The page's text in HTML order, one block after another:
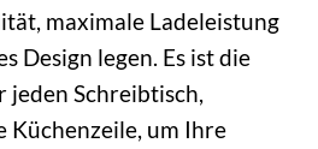
maximale Ladeleistung
Design legen. Es ist die
jeden Schreibtisch,
Küchenzeile, um Ihre